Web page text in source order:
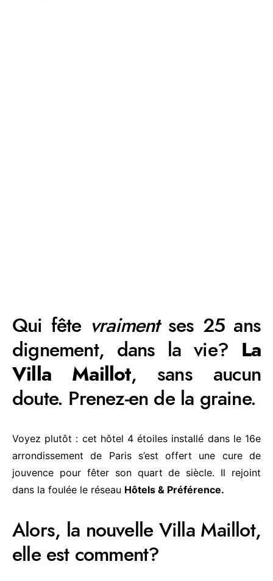
Qui fête vraiment ses 25 ans
dignement, dans la vie? La
Villa Maillot, sans aucun
doute. Prenez-en de la graine.
Voyez plutôt : cet hôtel 4 étoiles installé dans le 16e
arrondissement de Paris s’est offert une cure de
jouvence pour fêter son quart de siècle. Il rejoint
dans la foulée le réseau Hôtels & Préférence.
Alors, la nouvelle Villa Maillot,
elle est comment?